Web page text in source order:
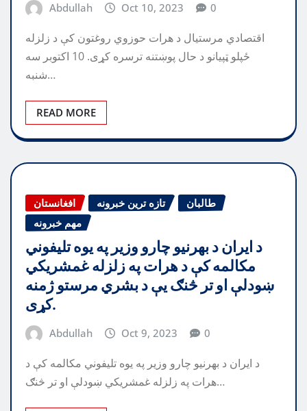
Abdullah Oct 10, 2023 0
اقتصادي مرستیال د هرات حوزوي روغتون کې د زلزله
ځپلو ټپیانو د حال پوښتنه ترسره کړی. 10 اکتوبر سه
شنبه…
READ MORE
افغانستان تازه ترین خبرونه
طالبان
مهم خبرونه
د ایران د بهرنیو چارو وزیر په یوه تلیفوني
مکالمه کې د هرات په زلزله غمشریکي
ښودلې او تر څنګ یې د بشري مرستو ژمنه
کړی.
Abdullah Oct 9, 2023 0
د ایران د بهرنیو چارو وزیر په یوه تلیفوني مکالمه کې د
هرات په زلزله غمشریکي ښودلې او تر څنګ…